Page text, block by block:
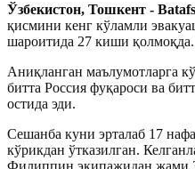
Ўзбекистон, Тошкент -
қисмини кенг кўламли
шароитида 27 киши қолмоқда.
Аниқланган маълумотларга
битта Россия фуқароси ва
остида эди.
Сешанба куни эрталаб 17
кўрикдан ўтказилган.
Филиппин экипажидан жами